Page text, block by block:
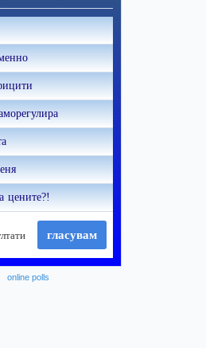
online polls